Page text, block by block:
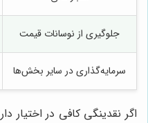
جلوگیری از نوسانات قیمت
سرمایه‌گذاری در سایر بخش‌ها
اگر نقدینگی کافی در اختیار